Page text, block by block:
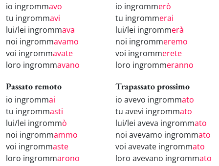
io ingrommavo
tu ingrommavi
lui/lei ingrommava
noi ingrommavamo
voi ingrommavate
loro ingrommavano
io ingrommerò
tu ingrommerai
lui/lei ingrommerà
noi ingrommeremo
voi ingrommerete
loro ingrommeranno
Passato remoto
io ingrommai
tu ingrommasti
lui/lei ingrommò
noi ingrommammo
voi ingrommaste
loro ingrommarono
Trapassato prossimo
io avevo ingrommato
tu avevi ingrommato
lui/lei aveva ingrommato
noi avevamo ingrommato
voi avevate ingrommato
loro avevano ingrommato